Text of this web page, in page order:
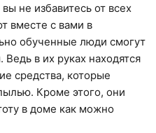
не избавитесь от всех
вместе с вами в
обученные люди смогут
Ведь в их руках находятся
средства, которые
Кроме этого, они
в доме как можно